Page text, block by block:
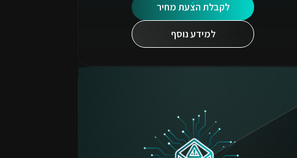
לקבלת הצעת מחיר
למידע נוסף